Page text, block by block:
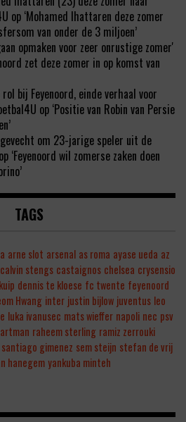
op ‘Mohamed Ihattaren deze zomer
van onder de 3 miljoen’
opmaken voor zeer onrustige zomer'
zet deze zomer in op komst van
bij Feyenoord, einde verhaal voor
op ‘Positie van Robin van Persie
gevecht om 23-jarige speler uit de
op ‘Feyenoord wil zomerse zaken doen
TAGS
arne slot arsenal as roma ayase ueda az
calvin stengs castaignos chelsea crysensio
dennis te kloese fc twente feyenoord
Hwang inter justin bijlow juventus leo
luka ivanusec mats wieffer napoli nec psv
raheem sterling ramiz zerrouki
santiago gimenez sem steijn stefan de vrij
hanegemyankuba minteh